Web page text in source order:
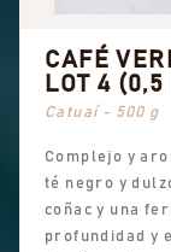
CAFÉ
LOT 4 (0,5
Catuaí - 500 g
Complejo y
té negro y
coñac y una
profundidad y